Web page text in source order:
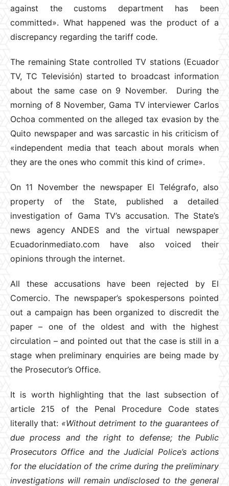
against the customs department has been
committed». What happened was the product of a
discrepancy regarding the tariff code.
The remaining State controlled TV stations (Ecuador
TV, TC Televisión) started to broadcast information
about the same case on 9 November. During the
morning of 8 November, Gama TV interviewer Carlos
Ochoa commented on the alleged tax evasion by the
Quito newspaper and was sarcastic in his criticism of
«independent media that teach about morals when
they are the ones who commit this kind of crime».
On 11 November the newspaper El Telégrafo, also
property of the State, published a detailed
investigation of Gama TV’s accusation. The State’s
news agency ANDES and the virtual newspaper
Ecuadorinmediato.com have also voiced their
opinions through the internet.
All these accusations have been rejected by El
Comercio. The newspaper’s spokespersons pointed
out a campaign has been organized to discredit the
paper – one of the oldest and with the highest
circulation – and pointed out that the case is still in a
stage when preliminary enquiries are being made by
the Prosecutor’s Office.
It is worth highlighting that the last subsection of
article 215 of the Penal Procedure Code states
literally that: «Without detriment to the guarantees of
due process and the right to defense; the Public
Prosecutors Office and the Judicial Police’s actions
for the elucidation of the crime during the preliminary
investigations will remain undisclosed to the general